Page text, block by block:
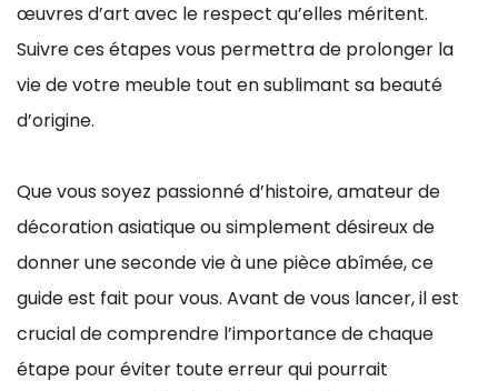
œuvres d’art avec le respect qu’elles méritent.
Suivre ces étapes vous permettra de prolonger la
vie de votre meuble tout en sublimant sa beauté
d’origine.
Que vous soyez passionné d’histoire, amateur de
décoration asiatique ou simplement désireux de
donner une seconde vie à une pièce abîmée, ce
guide est fait pour vous. Avant de vous lancer, il est
crucial de comprendre l’importance de chaque
étape pour éviter toute erreur qui pourrait